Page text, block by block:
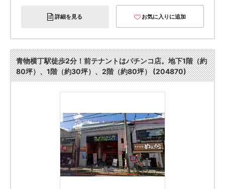
詳細を見る お気に入りに追加
青物横丁駅徒歩2分！前テナントはパチンコ店。地下1階（約
80坪）、1階（約30坪）、2階（約80坪） (204870)